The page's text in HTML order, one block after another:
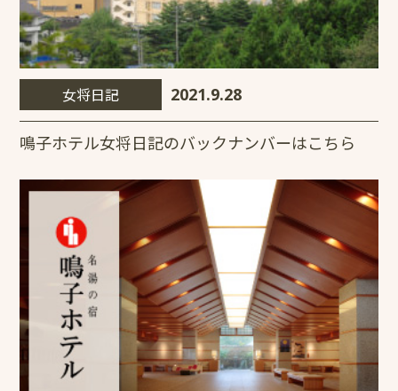
女将日記 2021.9.28
鳴子ホテル女将日記のバックナンバーはこちら